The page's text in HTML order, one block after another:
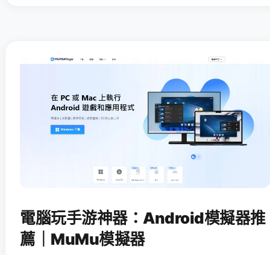
電腦玩手游神器：Android模擬器推
薦｜MuMu模擬器